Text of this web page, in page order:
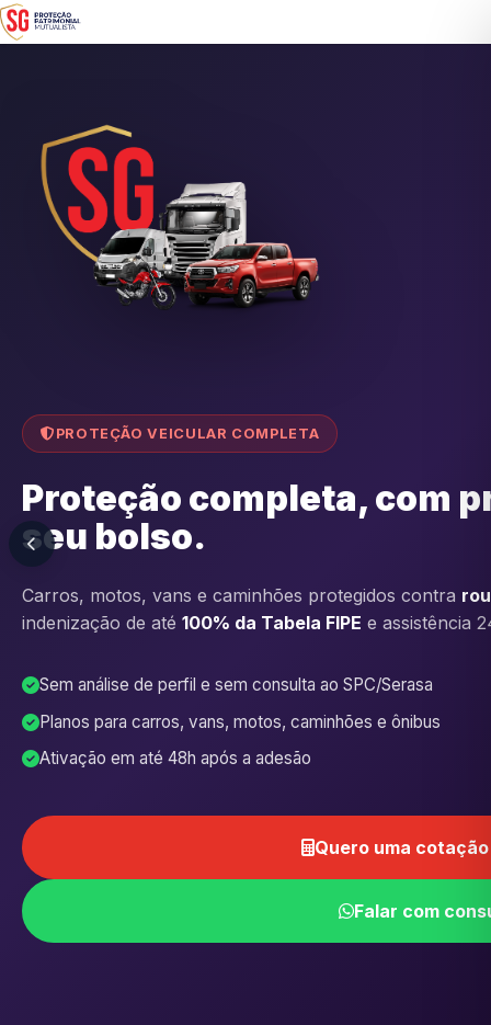
PROTEÇÃO VEICULAR COMPLETA
Proteção completa, com
seu bolso.
Carros, motos, vans e caminhões protegidos contra
indenização de até 100% da Tabela FIPE e assistência
Sem análise de perfil e sem consulta ao SPC/Serasa
Planos para carros, vans, motos, caminhões e ônibus
Ativação em até 48h após a adesão
Quero uma
Falar com